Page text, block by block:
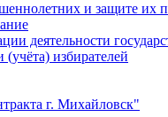
и защите их
деятельности
избирателей
г. Михайловск"